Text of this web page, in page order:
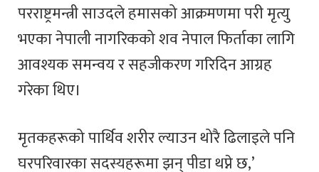
परराष्ट्रमन्त्री साउदले हमासको आक्रमणमा परी मृत्यु
भएका नेपाली नागरिकको शव नेपाल फिर्ताका लागि
आवश्यक समन्वय र सहजीकरण गरिदिन आग्रह
गरेका थिए।
मृतकहरूको पार्थिव शरीर ल्याउन थोरै ढिलाइले पनि
घरपरिवारका सदस्यहरूमा झन् पीडा थप्ने छ,’